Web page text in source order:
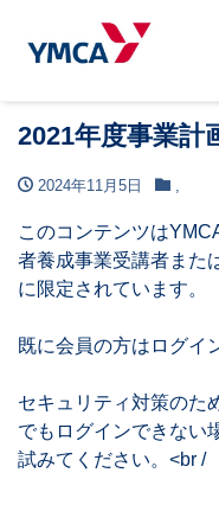
2021年度事業計
2024年11月5日
このコンテンツは
者養成事業受講者また
に限定されています。
既に会員の方はログイ
セキュリティ対策のた
でもログインできない
試みてください。<br /